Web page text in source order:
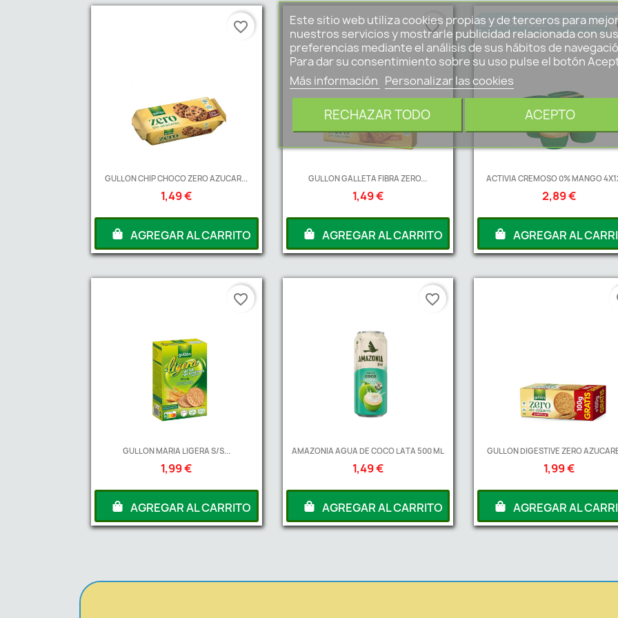
Este sitio web utiliza cookies propias y de terceros para
nuestros servicios y mostrarle publicidad relacionada con sus
preferencias mediante el análisis de sus hábitos de
Para dar su consentimiento sobre su uso pulse el botón
Más información Personalizar las cookies
RECHAZAR TODO ACEPTO
GULLON CHIP CHOCO ZERO AZUCAR...
1,49 €
AGREGAR AL CARRITO
favorite_border
GULLON GALLETA FIBRA ZERO...
1,49 €
AGREGAR AL CARRITO
favorite_border
ACTIVIA CREMOSO 0% MANGO
2,89 €
DISPONIBLE
AGREGAR AL
GULLON MARIA LIGERA S/S...
1,99 €
AGREGAR AL CARRITO
favorite_border
AMAZONIA AGUA DE COCO LATA 500 ML
1,49 €
AGREGAR AL CARRITO
favorite_border
GULLON DIGESTIVE ZERO
1,99 €
AGREGAR AL